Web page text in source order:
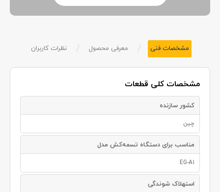
مشخصات فنی / معرفی محصول / نظرات کاربران
مشخصات کلی قطعات
کشور سازنده
چین
مناسب برای دستگاه تسمه‌کش مدل
EG-A1
استهلاک شوندگی